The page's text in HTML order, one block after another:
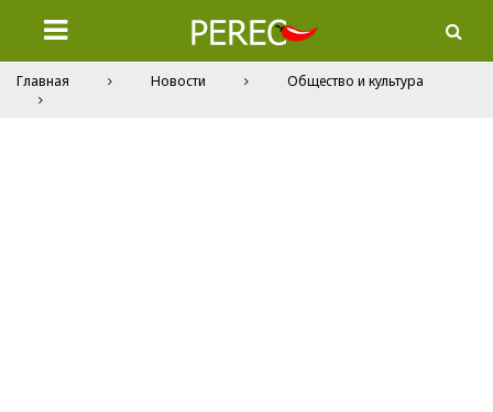
Главная Новости Общество и культура